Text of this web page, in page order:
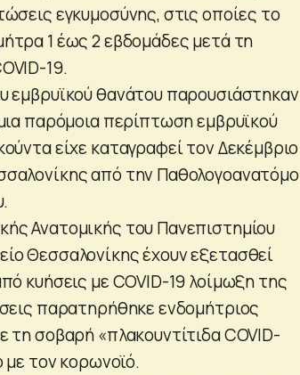
εγκυμοσύνης, στις οποίες το
1 έως 2 εβδομάδες μετά τη
19.
εμβρυϊκού θανάτου παρουσιάστηκαν
παρόμοια περίπτωση εμβρυϊκού
είχε καταγραφεί τον Δεκέμβριο
από την Παθολογοανατόμο
Ανατομικής του Πανεπιστημίου
Θεσσαλονίκης έχουν εξετασθεί
κυήσεις με COVID-19 λοίμωξη της
παρατηρήθηκε ενδομήτριος
σοβαρή «πλακουντίτιδα COVID-
με τον κορωνοϊό.